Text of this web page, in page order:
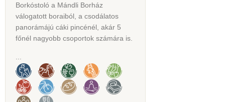
Borkóstoló a Mándli Borház
válogatott boraiból, a csodálatos
panorámájú cáki pincénél, akár 5
főnél nagyobb csoportok számára is.